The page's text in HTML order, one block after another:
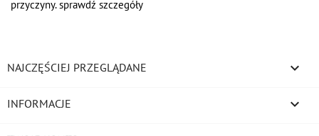
przyczyny. sprawdź szczegóły
NAJCZĘŚCIEJ PRZEGLĄDANE 
INFORMACJE 